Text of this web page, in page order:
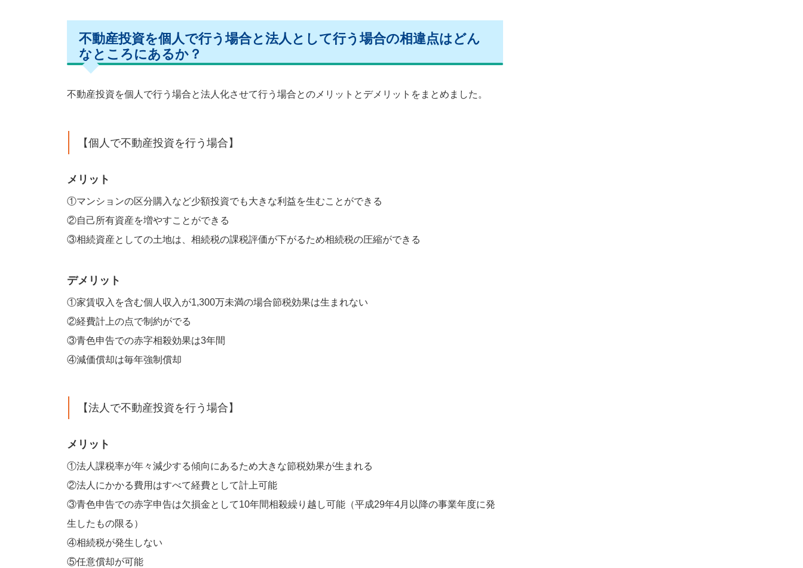
不動産投資を個人で行う場合と法人として行う場合の相違点はどん
なところにあるか？
不動産投資を個人で行う場合と法人化させて行う場合とのメリットとデメリットをまとめました。
【個人で不動産投資を行う場合】
メリット
①マンションの区分購入など少額投資でも大きな利益を生むことができる
②自己所有資産を増やすことができる
③相続資産としての土地は、相続税の課税評価が下がるため相続税の圧縮ができる
デメリット
①家賃収入を含む個人収入が1,300万未満の場合節税効果は生まれない
②経費計上の点で制約がでる
③青色申告での赤字相殺効果は3年間
④減価償却は毎年強制償却
【法人で不動産投資を行う場合】
メリット
①法人課税率が年々減少する傾向にあるため大きな節税効果が生まれる
②法人にかかる費用はすべて経費として計上可能
③青色申告での赤字申告は欠損金として10年間相殺繰り越し可能（平成29年4月以降の事業年度に発
生したもの限る）
④相続税が発生しない
⑤任意償却が可能